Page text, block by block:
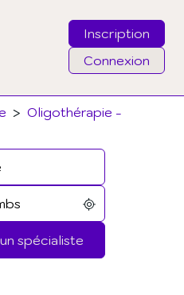
Inscription
Connexion
> Oligothérapie -
spécialiste
mot de passe